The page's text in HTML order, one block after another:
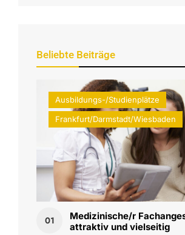
Beliebte Beiträge
Ausbildungs-/Studienplätze
Frankfurt/Darmstadt/Wiesbaden
01
Medizinische/r
attraktiv und vielseitig